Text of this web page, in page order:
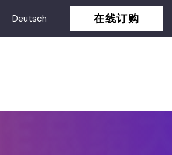
Deutsch 在线订购